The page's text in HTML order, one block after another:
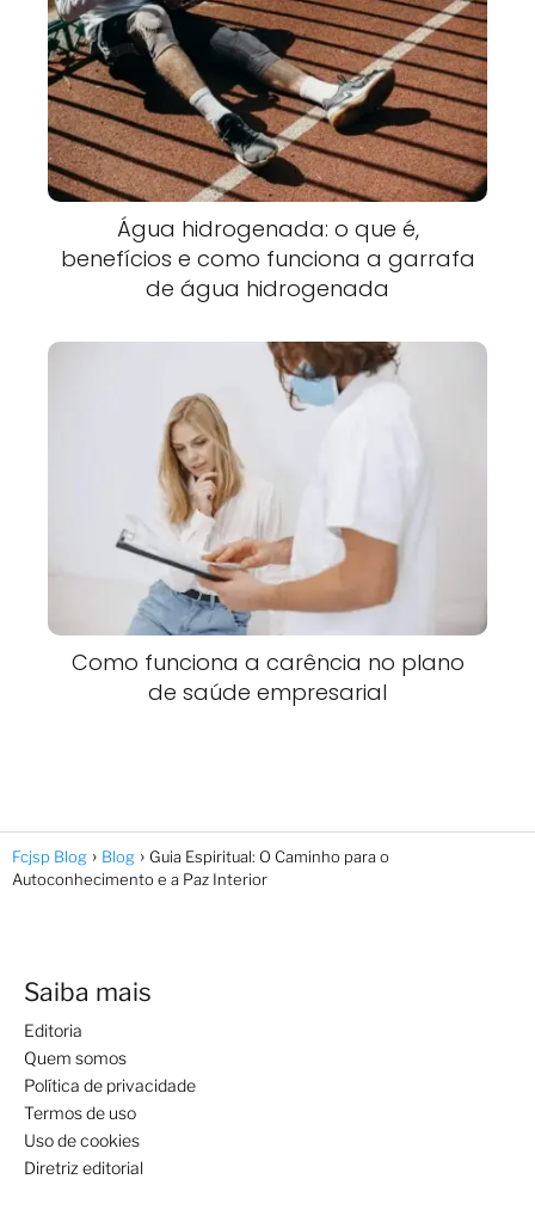
Água hidrogenada: o que é,
benefícios e como funciona a garrafa
de água hidrogenada
Como funciona a carência no plano
de saúde empresarial
Fcjsp Blog Blog
Guia Espiritual: O Caminho para o
Autoconhecimento e a Paz Interior
Saiba mais
Editoria
Quem somos
Política de privacidade
Termos de uso
Uso de cookies
Diretriz editorial